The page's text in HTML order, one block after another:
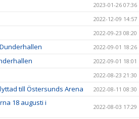
2023-01-26 07:36
2022-12-09 14:57
2022-09-23 08:20
2022-09-01 18:26
2022-09-01 18:01
2022-08-23 21:30
till Östersunds Arena 2022-08-11 08:30
18 augusti i
2022-08-03 17:29